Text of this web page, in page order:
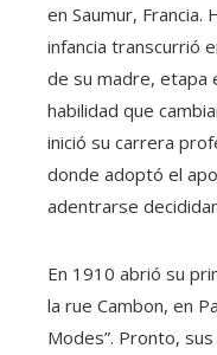
en Saumur, Francia.
infancia transcurrió
de su madre, etapa
habilidad que
inició su carrera
donde adoptó el
adentrarse
En 1910 abrió su
la rue Cambon, en
Modes”. Pronto,